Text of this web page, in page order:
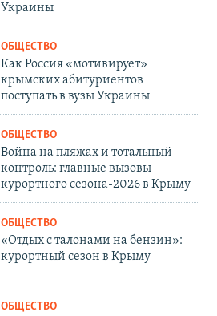
Украины
ОБЩЕСТВО
Как Россия «мотивирует»
крымских абитуриентов
поступать в вузы Украины
ОБЩЕСТВО
Война на пляжах и тотальный
контроль: главные вызовы
курортного сезона-2026 в Крыму
ОБЩЕСТВО
«Отдых с талонами на бензин»:
курортный сезон в Крыму
ОБЩЕСТВО